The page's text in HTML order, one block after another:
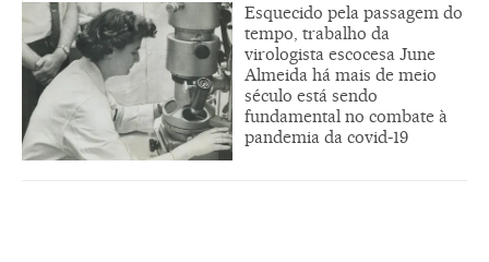
Esquecido pela passagem do
tempo, trabalho da
virologista escocesa June
Almeida há mais de meio
século está sendo
fundamental no combate à
pandemia da covid-19